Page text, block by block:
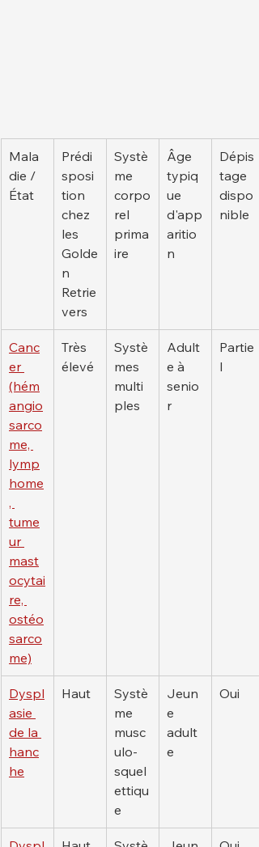
Mala
die /
État
Prédi
sposi
tion
chez
les
Golde
n
Retrie
vers
Systè
me
corpo
rel
prima
ire
Âge
typiq
ue
d'app
aritio
n
Dépis
tage
dispo
nible
Canc
er
(hém
angio
sarco
me,
lymp
home
,
tume
ur
mast
ocytai
re,
ostéo
sarco
me)
Très
élevé
Systè
mes
multi
ples
Adult
e à
senio
r
Partie
l
Dyspl
asie
de la
hanc
he
Haut
Systè
me
musc
ulo-
squel
ettiqu
e
Jeun
e
adult
e
Oui